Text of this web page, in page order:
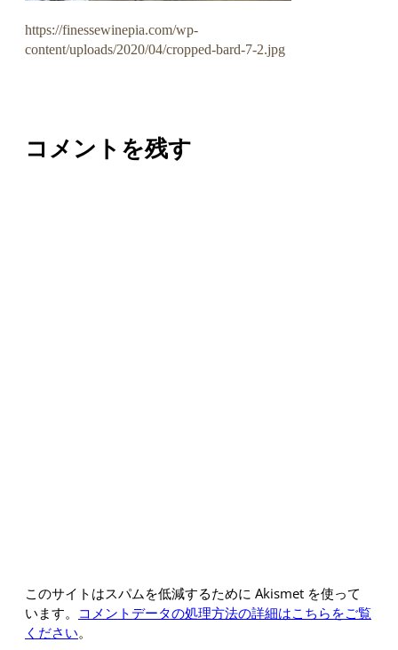
https://finessewinepia.com/wp-
content/uploads/2020/04/cropped-bard-7-2.jpg
コメントを残す
このサイトはスパムを低減するために Akismet を使って
います。 コメントデータの処理方法の詳細はこちらをご覧
ください。